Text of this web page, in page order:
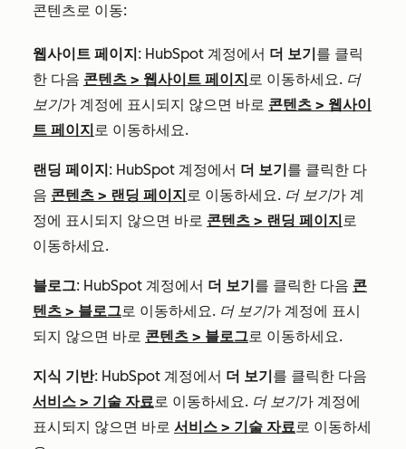
콘텐츠로 이동:
웹사이트 페이지: HubSpot 계정에서 더 보기를 클릭
한 다음 콘텐츠 > 웹사이트 페이지 로 이동하세요. 더
보기가 계정에 표시되지 않으면 바로 콘텐츠 > 웹사이
트 페이지 로 이동하세요.
랜딩 페이지: HubSpot 계정에서 더 보기를 클릭한 다
음 콘텐츠 > 랜딩 페이지 로 이동하세요. 더 보기가 계
정에 표시되지 않으면 바로 콘텐츠 > 랜딩 페이지 로
이동하세요.
블로그: HubSpot 계정에서 더 보기를 클릭한 다음 콘
텐츠 > 블로그로 이동하세요. 더 보기가 계정에 표시
되지 않으면 바로 콘텐츠 > 블로그로 이동하세요.
지식 기반: HubSpot 계정에서 더 보기를 클릭한 다음
서비스 > 기술 자료 로 이동하세요. 더 보기가 계정에
표시되지 않으면 바로 서비스 > 기술 자료 로 이동하세